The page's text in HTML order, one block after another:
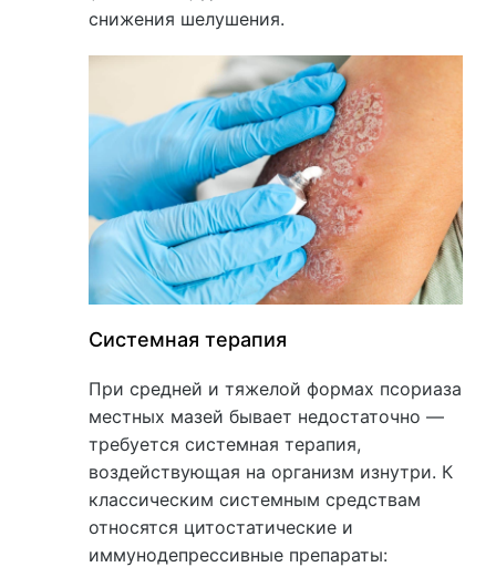
снижения шелушения.
Системная терапия
При средней и тяжелой формах псориаза
местных мазей бывает недостаточно —
требуется системная терапия,
воздействующая на организм изнутри. К
классическим системным средствам
относятся цитостатические и
иммунодепрессивные препараты: